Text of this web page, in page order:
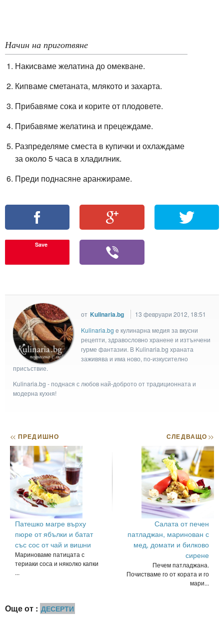
Начин на приготвяне
Накисваме желатина до омекване.
Кипваме сметаната, млякото и захарта.
Прибавяме сока и корите от плодовете.
Прибавяме желатина и прецеждаме.
Разпределяме сместа в купички и охлаждаме
за около 5 часа в хладилник.
Преди поднасяне аранжираме.
Save
от Kulinaria.bg
13 февруари 2012, 18:51
Kulinaria.bg e кулинарна медия за вкусни
рецепти, здравословно хранене и изтънчени
гурме фантазии. В Kulinaria.bg храната
заживява и има ново, по-изкусително
присъствие.
Kulinaria.bg - поднася с любов най-доброто от традиционната и
модерна кухня!
<< ПРЕДИШНО
Патешко магре върху
пюре от ябълки и батат
със сос от чай и вишни
Мариноваме патицата с
териаки соса и няколко капки
...
СЛЕДВАЩО>>
Салата от печен
патладжан, маринован с
мед, домати и билково
сирене
Печем патладжана.
Почистваме го от кората и го
мари...
Още от : ДЕСЕРТИ